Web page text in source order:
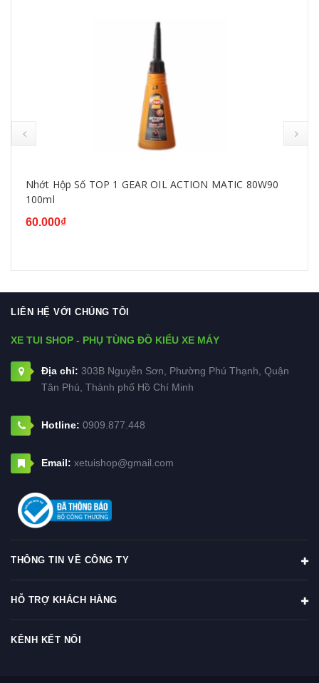
Nhớt Hộp Số TOP 1 GEAR OIL ACTION MATIC 80W90
100ml
60.000₫
LIÊN HỆ VỚI CHÚNG TÔI
XE TUI SHOP - PHỤ TÙNG ĐỒ KIỂU XE MÁY
Địa chỉ: 303B Nguyễn Sơn, Phường Phú Thạnh, Quận
Tân Phú, Thành phố Hồ Chí Minh
Hotline: 0909.877.448
Email: xetuishop@gmail.com
THÔNG TIN VỀ CÔNG TY
HỖ TRỢ KHÁCH HÀNG
KÊNH KẾT NỐI